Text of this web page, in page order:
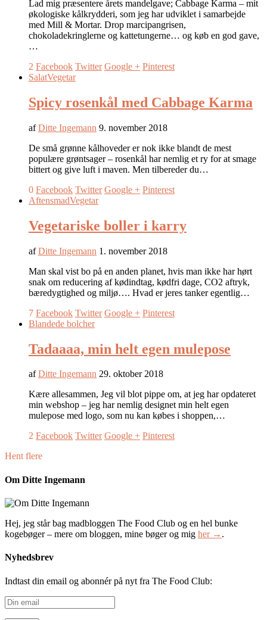
Lad mig præsentere årets mandelgave; Cabbage Karma – mit
økologiske kålkrydderi, som jeg har udviklet i samarbejde
med Mill & Mortar. Drop marcipangrisen,
chokoladekringlerne og kattetungerne… og køb en god gave,
…
2 Facebook Twitter Google + Pinterest
SalatVegetar
Spicy rosenkål med Cabbage Karma
afDitte Ingemann 9. november 2018
De små grønne kålhoveder er nok ikke blandt de mest
populære grøntsager – rosenkål har nemlig et ry for at smage
bittert og give luft i maven. Men tilbereder du…
0 Facebook Twitter Google + Pinterest
AftensmadVegetar
Vegetariske boller i karry
afDitte Ingemann 1. november 2018
Man skal vist bo på en anden planet, hvis man ikke har hørt
snak om reducering af kødindtag, kødfri dage, CO2 aftryk,
bæredygtighed og miljø…. Hvad er jeres tanker egentlig…
7 Facebook Twitter Google + Pinterest
Blandede bolcher
Tadaaaa, min helt egen mulepose
afDitte Ingemann 29. oktober 2018
Kære allesammen, Jeg vil blot pippe om, at jeg har opdateret
min webshop – jeg har nemlig designet min helt egen
mulepose med logo, som nu kan købes i shoppen,…
2 Facebook Twitter Google + Pinterest
Hent flere
Om Ditte Ingemann
Hej, jeg står bag madbloggen The Food Club og en hel bunke
kogebøger – mere om bloggen, mine bøger og mig her → .
Nyhedsbrev
Indtast din email og abonnér på nyt fra The Food Club:
Din
email